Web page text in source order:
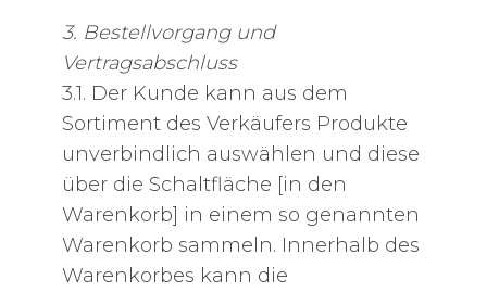
3. Bestellvorgang und
Vertragsabschluss
3.1. Der Kunde kann aus dem
Sortiment des Verkäufers Produkte
unverbindlich auswählen und diese
über die Schaltfläche [in den
Warenkorb] in einem so genannten
Warenkorb sammeln. Innerhalb des
Warenkorbes kann die